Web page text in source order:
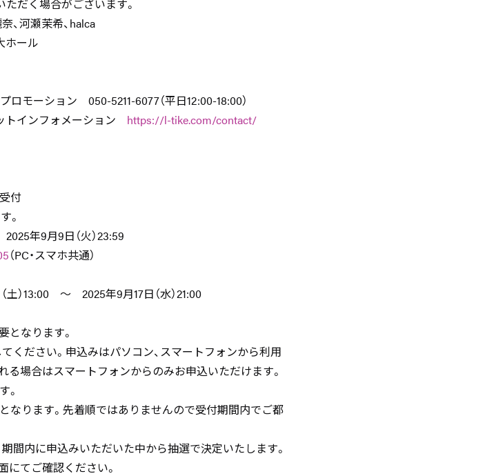
だく場合がございます。
、河瀬茉希、halca
ホール
モーション 050-5211-6077（平日12:00-18:00）
トインフォメーション https://l-tike.com/contact/
付
。
年9月9日（火）23:59
（PC・スマホ共通）
土）13:00 ～ 2025年9月17日（水）21:00
なります。
ください。申込みはパソコン、スマートフォンから利用
る場合はスマートフォンからのみお申込いただけます。
。
ります。先着順ではありませんので受付期間内でご都
間内に申込みいただいた中から抽選で決定いたします。
てご確認ください。